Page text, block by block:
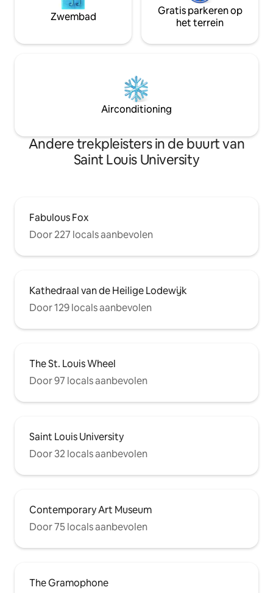
Zwembad
Gratis parkeren op
het terrein
Airconditioning
Andere trekpleisters in de buurt van
Saint Louis University
Fabulous Fox
Door 227 locals aanbevolen
Kathedraal van de Heilige Lodewijk
Door 129 locals aanbevolen
The St. Louis Wheel
Door 97 locals aanbevolen
Saint Louis University
Door 32 locals aanbevolen
Contemporary Art Museum
Door 75 locals aanbevolen
The Gramophone